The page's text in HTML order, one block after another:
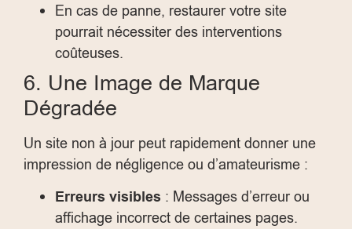
En cas de panne, restaurer votre site
pourrait nécessiter des interventions
coûteuses.
6. Une Image de Marque
Dégradée
Un site non à jour peut rapidement donner une
impression de négligence ou d’amateurisme :
Erreurs visibles : Messages d’erreur ou
affichage incorrect de certaines pages.